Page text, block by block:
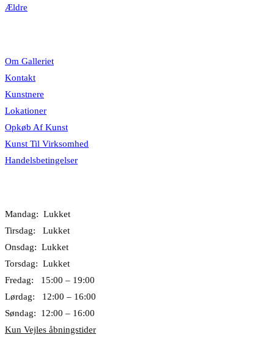
Ældre
Om Galleriet
Kontakt
Kunstnere
Lokationer
Opkøb Af Kunst
Kunst Til Virksomhed
Handelsbetingelser
Mandag: Lukket
Tirsdag: Lukket
Onsdag: Lukket
Torsdag: Lukket
Fredag: 15:00 – 19:00
Lørdag: 12:00 – 16:00
Søndag: 12:00 – 16:00
Kun Vejles åbningstider